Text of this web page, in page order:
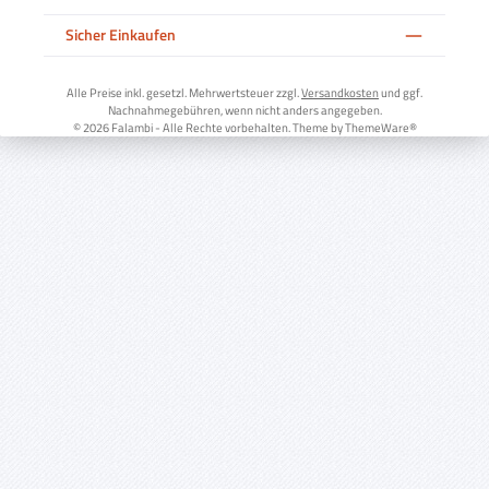
Sicher Einkaufen
Alle Preise inkl. gesetzl. Mehrwertsteuer zzgl.Versandkostenund ggf.
Nachnahmegebühren, wenn nicht anders angegeben.
© 2026 Falambi - Alle Rechte vorbehalten. Theme byThemeWare®